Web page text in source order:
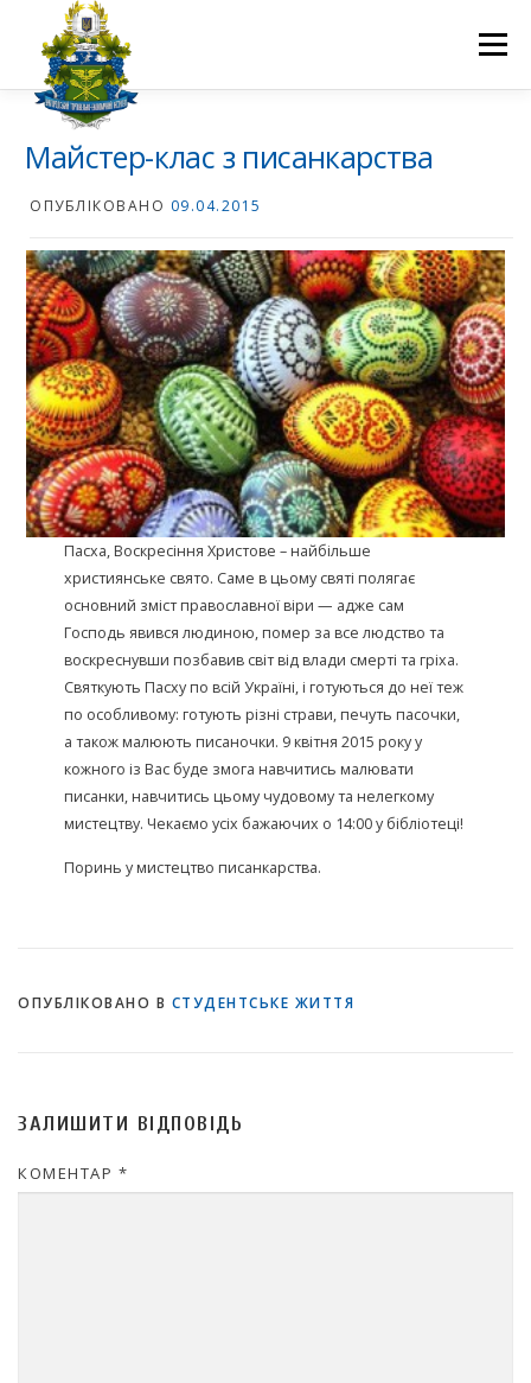
Меню
ПРО НАС
Майстер-клас з писанкарства
ОПУБЛІКОВАНО 09.04.2015
Пасха, Воскресіння Христове – найбільше
християнське свято. Саме в цьому святі полягає
основний зміст православної віри — адже сам
Господь явився людиною, помер за все людство та
воскреснувши позбавив світ від влади смерті та гріха.
Святкують Пасху по всій Україні, і готуються до неї теж
по особливому: готують різні страви, печуть пасочки,
а також малюють писаночки. 9 квітня 2015 року у
кожного із Вас буде змога навчитись малювати
писанки, навчитись цьому чудовому та нелегкому
мистецтву. Чекаємо усіх бажаючих о 14:00 у бібліотеці!
Поринь у мистецтво писанкарства.
ОПУБЛІКОВАНО В СТУДЕНТСЬКЕ ЖИТТЯ
ЗАЛИШИТИ ВІДПОВІДЬ
КОМЕНТАР *